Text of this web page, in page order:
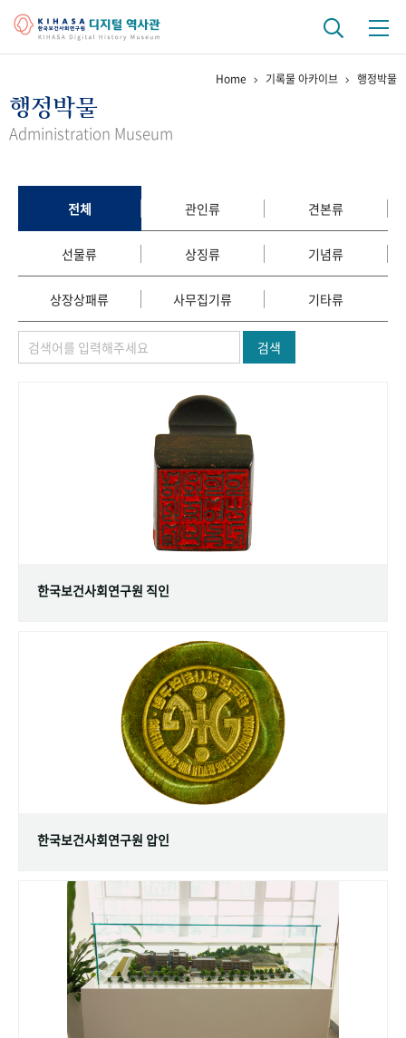
걸어온 길 기관 변천사
정책과 연구 키워드로 보는 연구 역사
연구자들
간행물 변천사
기록물 아카이브
사진 아카이브 문서 기록물 행정박물 영상 기록물
숫자로 보는 50년 50+1
Home 기록물 아카이브 행정박물
행정박물
Administration Museum
전체 관인류 견본류
선물류 상징류 기념류
상장상패류 사무집기류 기타류
검색
한국보건사회연구원 직인
한국보건사회연구원 압인